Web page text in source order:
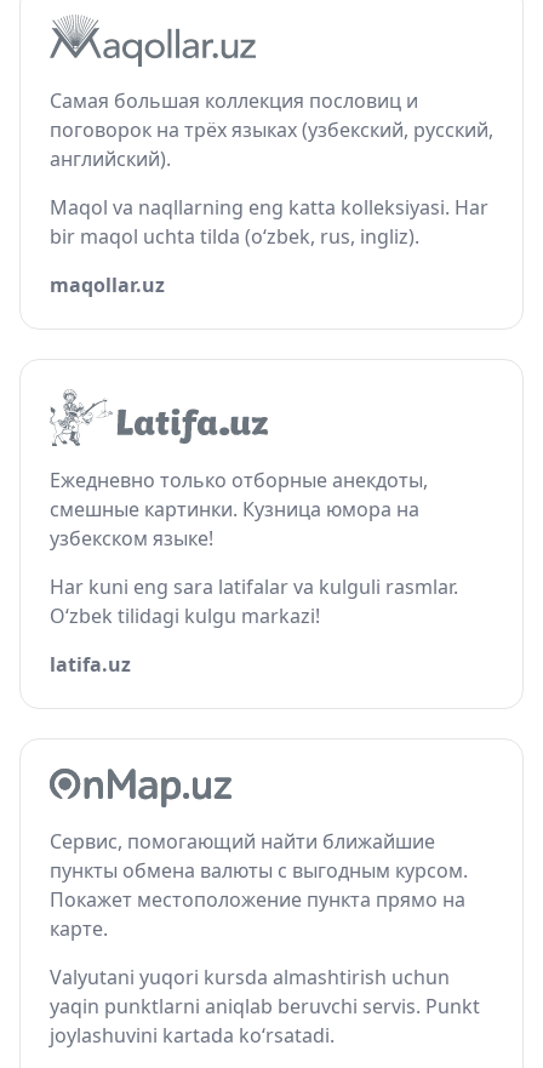
Самая большая коллекция пословиц и
поговорок на трёх языках (узбекский, русский,
английский).
Maqol va naqllarning eng katta kolleksiyasi. Har
bir maqol uchta tilda (o‘zbek, rus, ingliz).
maqollar.uz
Ежедневно только отборные анекдоты,
смешные картинки. Кузница юмора на
узбекском языке!
Har kuni eng sara latifalar va kulguli rasmlar.
O‘zbek tilidagi kulgu markazi!
latifa.uz
Сервис, помогающий найти ближайшие
пункты обмена валюты с выгодным курсом.
Покажет местоположение пункта прямо на
карте.
Valyutani yuqori kursda almashtirish uchun
yaqin punktlarni aniqlab beruvchi servis. Punkt
joylashuvini kartada ko‘rsatadi.